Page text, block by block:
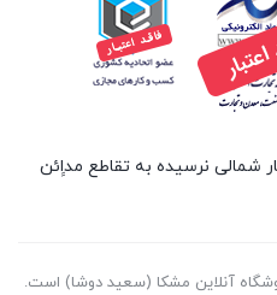
بلوار 45 متری بهار شمالی نرسیده به تقاطع مداِِئن
آنلاین مشکا (سعید دوشا) است.